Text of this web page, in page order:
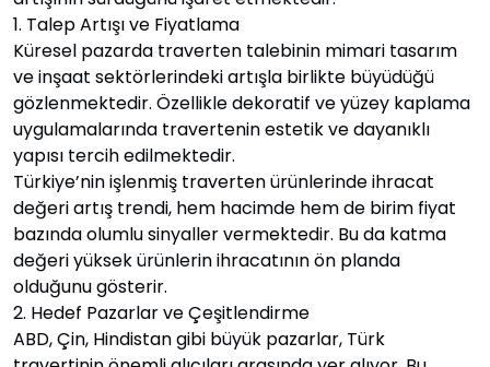
1. Talep Artışı ve Fiyatlama
Küresel pazarda traverten talebinin mimari tasarım
ve inşaat sektörlerindeki artışla birlikte büyüdüğü
gözlenmektedir. Özellikle dekoratif ve yüzey kaplama
uygulamalarında travertenin estetik ve dayanıklı
yapısı tercih edilmektedir.
Türkiye’nin işlenmiş traverten ürünlerinde ihracat
değeri artış trendi, hem hacimde hem de birim fiyat
bazında olumlu sinyaller vermektedir. Bu da katma
değeri yüksek ürünlerin ihracatının ön planda
olduğunu gösterir.
2. Hedef Pazarlar ve Çeşitlendirme
ABD, Çin, Hindistan gibi büyük pazarlar, Türk